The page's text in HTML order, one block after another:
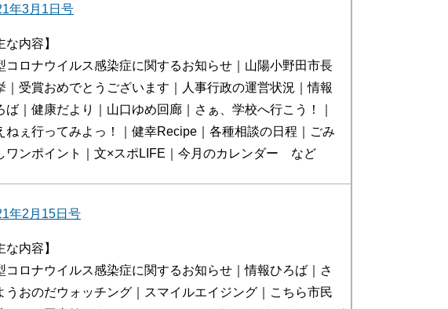
年3月1日号
な内容】
コロナウイルス感染症に関するお知らせ｜山陽小野田市長
｜受賞おめでとうございます｜人事行政の運営状況｜情報
ば｜健康だより｜山口ゆめ回廊｜さぁ、学校へ行こう！｜
ねぇ行ってみよっ！｜健幸Recipe｜各種相談の日程｜ごみ
ワンポイント｜文×スポLIFE｜今月のカレンダー など
年2月15日号
な内容】
コロナウイルス感染症に関するお知らせ｜情報ひろば｜さ
うおのだウォッチング｜スマイルエイジング｜こちら市民